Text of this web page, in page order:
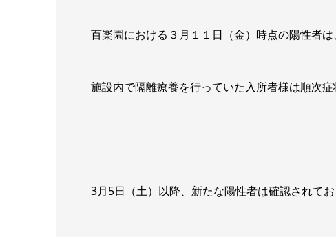
百楽園における３月１１日（金）時点の陽性者は
施設内で隔離療養を行っていた入所者様は順次
3月5日（土）以降、新たな陽性者は確認されて